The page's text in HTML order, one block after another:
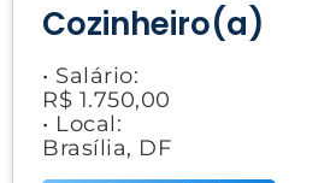
Cozinheiro(a)
• Salário:
R$ 1.750,00
• Local:
Brasília, DF